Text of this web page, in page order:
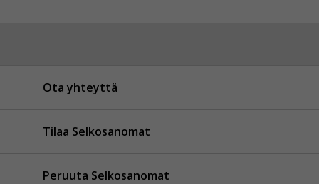
Ota yhteyttä
Tilaa Selkosanomat
Peruuta Selkosanomat